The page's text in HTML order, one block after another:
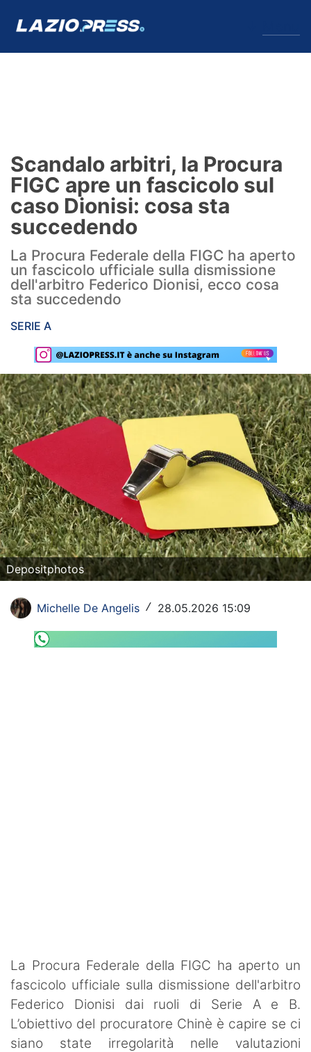
Formello
Infortuni
Primavera
Calciomercato
Lazio Women
Rassegna Lazio
Social
Calcio
Serie A
Champions League
Europa League
Altri Sport
Formula 1
Tennis
Vela
SHOP LAZIO
Scandalo arbitri, la Procura
FIGC apre un fascicolo sul
caso Dionisi: cosa sta
succedendo
La Procura Federale della FIGC ha aperto
un fascicolo ufficiale sulla dismissione
dell'arbitro Federico Dionisi, ecco cosa
sta succedendo
SERIE A
Depositphotos
Michelle De Angelis / 28.05.2026 15:09
La Procura Federale della FIGC ha aperto un
fascicolo ufficiale sulla dismissione dell'arbitro
Federico Dionisi dai ruoli di Serie A e B.
L’obiettivo del procuratore Chinè è capire se ci
siano state irregolarità nelle valutazioni